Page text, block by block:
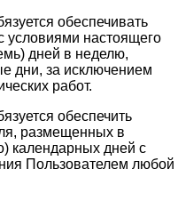
обеспечивать
условиями настоящего
дней в неделю,
дни, за исключением
работ.
обеспечить
размещенных в
календарных дней с
Пользователем любой